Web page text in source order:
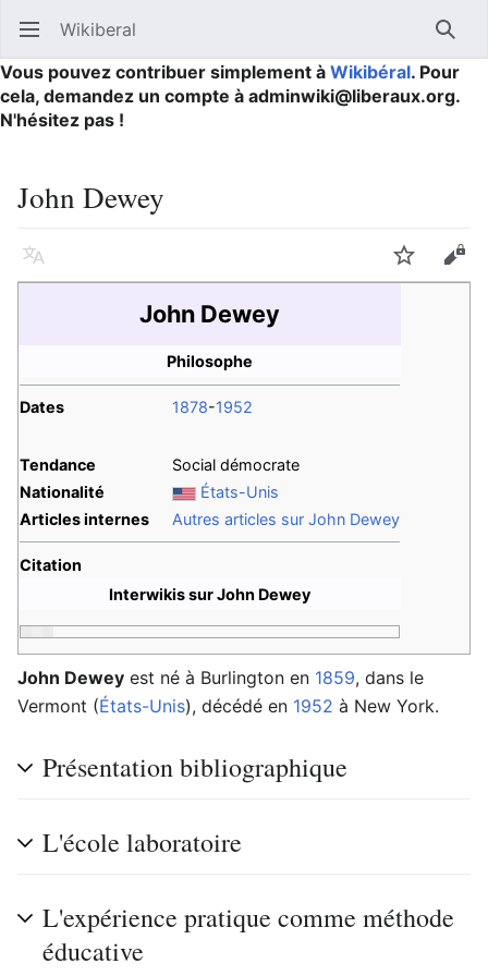
Ouvrir le menu principal Wikiberal
Vous pouvez contribuer simplement à Wikibéral. Pour
cela, demandez un compte à adminwiki@liberaux.org.
N'hésitez pas !
John Dewey
Langue Suivre
John Dewey
Philosophe
Dates 1878-1952
Tendance
Social démocrate
Nationalité
États-Unis
Articles internes
Autres articles sur John Dewey
Citation
Interwikis sur John Dewey
John Dewey est né à Burlington en 1859, dans le
Vermont (États-Unis), décédé en 1952 à New York.
Présentation bibliographique
L'école laboratoire
L'expérience pratique comme méthode
éducative